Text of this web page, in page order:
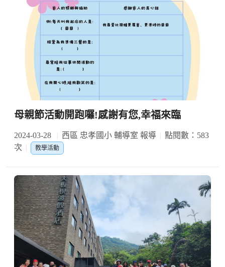
母親節活動開跑囉!感謝有您,幸福來臨
2024-03-28 西區 忠孝國小 輔導室 報導
點閱數：583
次
教學活動